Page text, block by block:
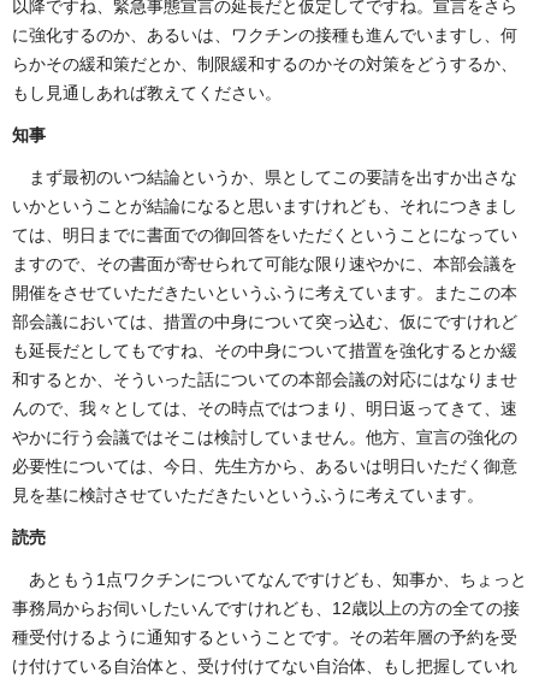
以降ですね、緊急事態宣言の延長だと仮定してですね。宣言をさら
に強化するのか、あるいは、ワクチンの接種も進んでいますし、何
らかその緩和策だとか、制限緩和するのかその対策をどうするか、
もし見通しあれば教えてください。
知事
まず最初のいつ結論というか、県としてこの要請を出すか出さな
いかということが結論になると思いますけれども、それにつきまし
ては、明日までに書面での御回答をいただくということになってい
ますので、その書面が寄せられて可能な限り速やかに、本部会議を
開催をさせていただきたいというふうに考えています。またこの本
部会議においては、措置の中身について突っ込む、仮にですけれど
も延長だとしてもですね、その中身について措置を強化するとか緩
和するとか、そういった話についての本部会議の対応にはなりませ
んので、我々としては、その時点ではつまり、明日返ってきて、速
やかに行う会議ではそこは検討していません。他方、宣言の強化の
必要性については、今日、先生方から、あるいは明日いただく御意
見を基に検討させていただきたいというふうに考えています。
読売
あともう1点ワクチンについてなんですけども、知事か、ちょっと
事務局からお伺いしたいんですけれども、12歳以上の方の全ての接
種受付けるように通知するということです。その若年層の予約を受
け付けている自治体と、受け付けてない自治体、もし把握していれ